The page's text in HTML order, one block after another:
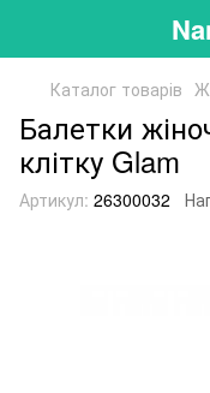
Каталог товарів
Балетки
клітку Glam
Артикул: 26300032